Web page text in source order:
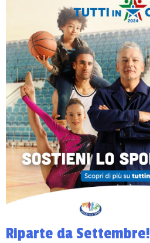
Riparte da Settembre!